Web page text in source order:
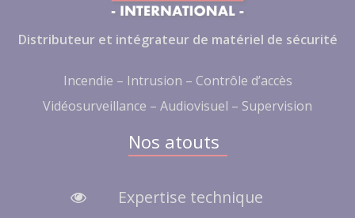
Distributeur et intégrateur de matériel de sécurité
Incendie – Intrusion – Contrôle d’accès
Vidéosurveillance – Audiovisuel – Supervision
Nos atouts
Expertise technique